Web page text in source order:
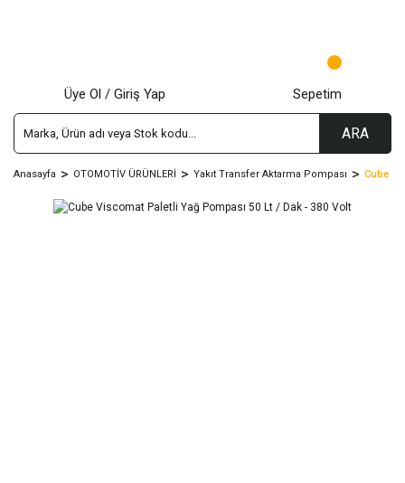
ARA
Üye Ol / Giriş Yap Sepetim
Anasayfa OTOMOTİV ÜRÜNLERİ Yakıt Transfer Aktarma Pompası Cube